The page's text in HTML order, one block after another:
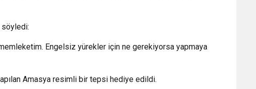
söyledi:
Engelsiz yürekler için ne gerekiyorsa yapmaya
Amasya resimli bir tepsi hediye edildi.